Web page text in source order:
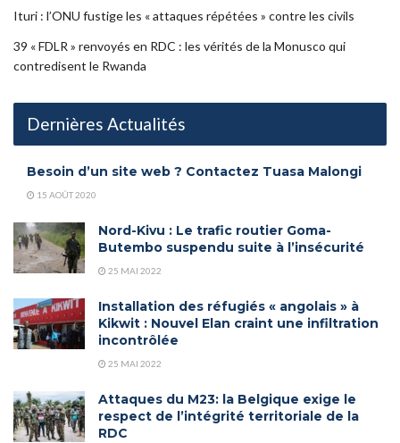
Ituri : l’ONU fustige les « attaques répétées » contre les civils
39 « FDLR » renvoyés en RDC : les vérités de la Monusco qui
contredisent le Rwanda
Dernières Actualités
Besoin d’un site web ? Contactez Tuasa Malongi
15 AOÛT 2020
Nord-Kivu : Le trafic routier Goma-
Butembo suspendu suite à l’insécurité
25 MAI 2022
Installation des réfugiés « angolais » à
Kikwit : Nouvel Elan craint une infiltration
incontrôlée
25 MAI 2022
Attaques du M23: la Belgique exige le
respect de l’intégrité territoriale de la
RDC